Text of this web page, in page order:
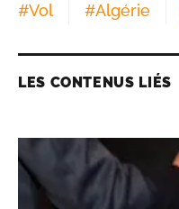
#Vol #Algérie
LES CONTENUS LIÉS